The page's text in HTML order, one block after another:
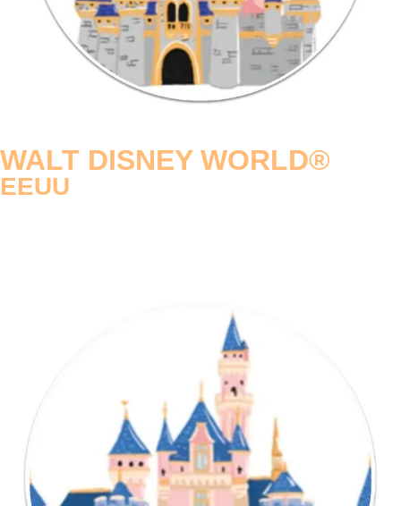
WALT DISNEY WORLD®
EEUU